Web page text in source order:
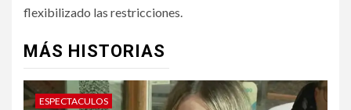
flexibilizado las restricciones.
MÁS HISTORIAS
ESPECTACULOS